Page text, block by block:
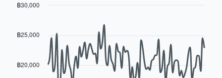
ราคา
ห้อง
แต่ละ
สัปดาห์
แกน
with
90
฿20,000
฿25,000
฿30,000